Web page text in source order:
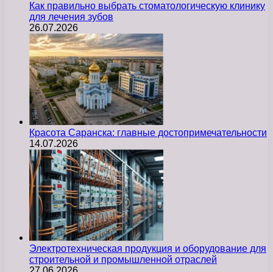
Как правильно выбрать стоматологическую клинику
для лечения зубов
26.07.2026
Красота Саранска: главные достопримечательности
14.07.2026
Электротехническая продукция и оборудование для
строительной и промышленной отраслей